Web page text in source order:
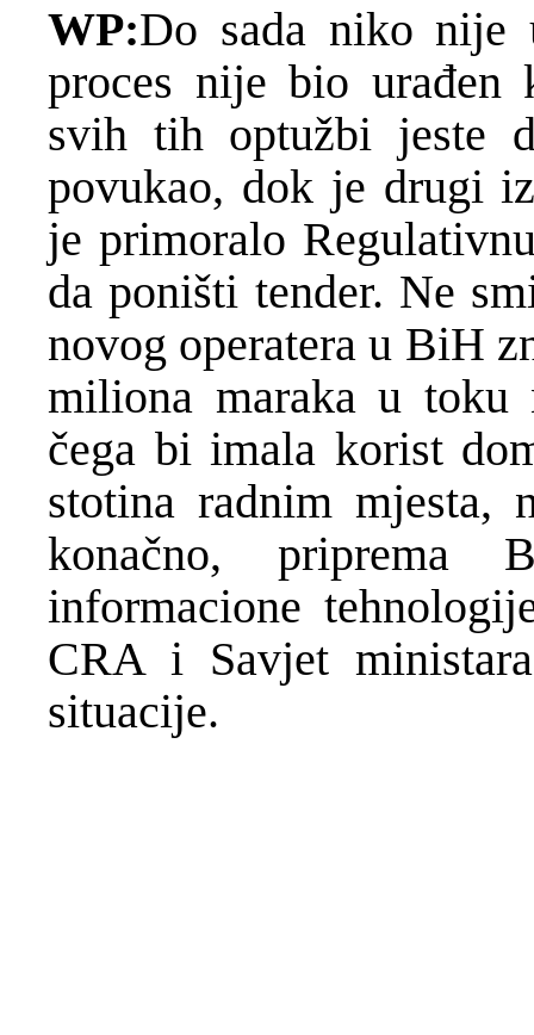
WP:Do sada niko nije
proces nije bio urađen
svih tih optužbi jeste
povukao, dok je drugi
je primoralo
da poništi tender. Ne
novog operatera u BiH
miliona maraka u toku
čega bi imala korist
stotina radnim mjesta,
konačno,
informacione
CRA i Savjet
situacije.